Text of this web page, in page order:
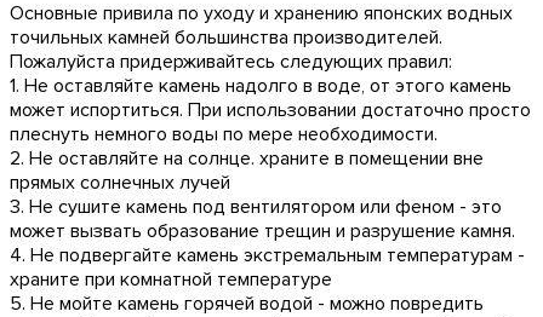
Основные привила по уходу и хранению японских водных
точильных камней большинства производителей.
Пожалуйста придерживайтесь следующих правил:
1. Не оставляйте камень надолго в воде, от этого камень
может испортиться. При использовании достаточно просто
плеснуть немного воды по мере необходимости.
2. Не оставляйте на солнце. храните в помещении вне
прямых солнечных лучей
3. Не сушите камень под вентилятором или феном - это
может вызвать образование трещин и разрушение камня.
4. Не подвергайте камень экстремальным температурам -
храните при комнатной температуре
5. Не мойте камень горячей водой - можно повредить